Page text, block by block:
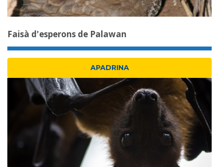
Faisà d'esperons de Palawan
APADRINA